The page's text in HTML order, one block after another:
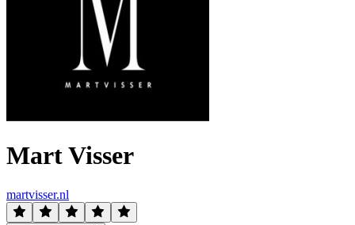
Mart Visser
martvisser.nl